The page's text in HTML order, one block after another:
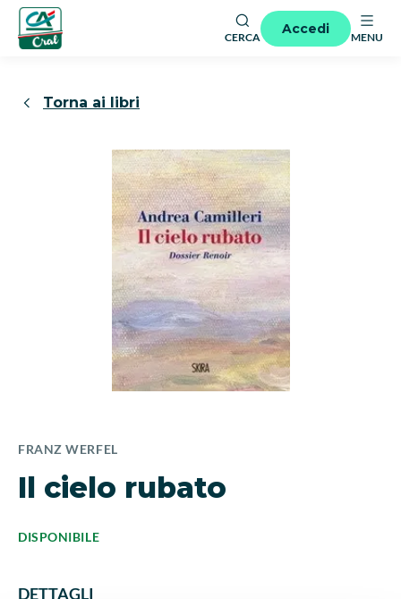
CERCA
Accedi
MENU
Torna ai libri
FRANZ WERFEL
Il cielo rubato
DISPONIBILE
DETTAGLI